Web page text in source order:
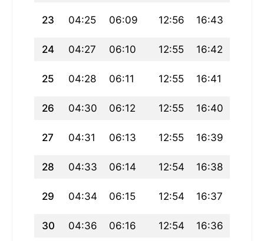
23 04:25 06:09 12:56 16:43
24 04:27 06:10 12:55 16:42
25 04:28 06:11 12:55 16:41
26 04:30 06:12 12:55 16:40
27 04:31 06:13 12:55 16:39
28 04:33 06:14 12:54 16:38
29 04:34 06:15 12:54 16:37
30 04:36 06:16 12:54 16:36